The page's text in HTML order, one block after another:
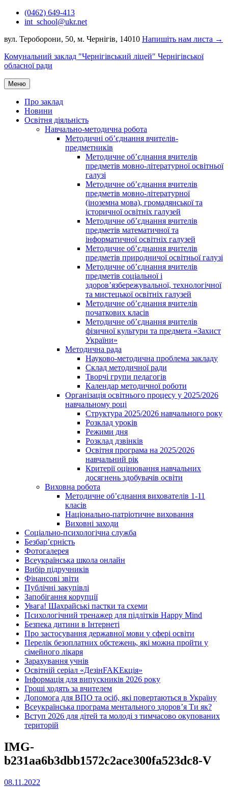
Перейти(0462) 649-413
int_school@ukr.net
вул. Тероборони, 50, м. Чернігів, 14010 Напишіть нам листа →
Комунальний заклад "Чернігівський ліцей" Чернігівської
обласної ради
Меню
Про заклад
Новини
Освітня діяльність
Навчально-методична робота
Методичні об’єднання вчителів-
предметників
Методичне об’єднання вчителів
предметів мовно-літературної освітньої
галузі
Методичне об’єднання вчителів
предметів мовно-літературної
(іноземна мова), громадянської та
історичної освітніх галузей
Методичне об’єднання вчителів
предметів математичної та
інформатичної освітніх галузей
Методичне об’єднання вчителів
предметів природничої освітньої галузі
Методичне об’єднання вчителів
предметів соціальної і
здоров’язбережувальної, технологічної
та мистецької освітніх галузей
Методичне об’єднання вчителів
початкових класів
Методичне об’єднання вчителів
фізичної культури та предмета «Захист
України»
Методична рада
Науково-методична проблема закладу
Склад методичної ради
Творчі групи педагогів
Календар методичної роботи
Організація освітнього процесу у 2025/2026
навчальному році
Структура 2025/2026 навчального року
Розклад уроків
Режими дня
Розклад дзвінків
Освітня програма на 2025/2026
навчальний рік
Критерії оцінювання навчальних
досягнень здобувачів освіти
Виховна робота
Методичне об’єднання вихователів 1-11
класів
Національно-патріотичне виховання
Виховні заходи
Соціально-психологічна служба
Безбар’єрність
Фотогалерея
Всеукраїнська школа онлайн
Вибір підручників
Фінансові звіти
Публічні закупівлі
Запобігання корупції
Увага! Шахрайські пастки та схеми
Психологічний тренажер для підлітків Happy Mind
Безпека дитини в Інтернеті
Про застосування державної мови у сфері освіти
Перелік безоплатних обстежень, які можна пройти у
сімейного лікаря
Зарахування учнів
Освітній серіал «ДезінFAKEкція»
Інформація для випускників 2026 року
Гроші ходять за вчителем
Допомога для ВПО та осіб, які повертаються в Україну
Всеукраїнська програма ментального здоров’я Ти як?
Вступ 2026 для дітей та молоді з тимчасово окупованих
територій
IMG-
b231aa6b3dbb1572c2ace300fa523dc8-V
08.11.2022